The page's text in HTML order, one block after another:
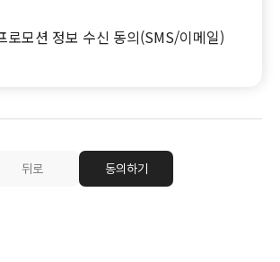
로모션 정보 수신 동의(SMS/이메일)
뒤로